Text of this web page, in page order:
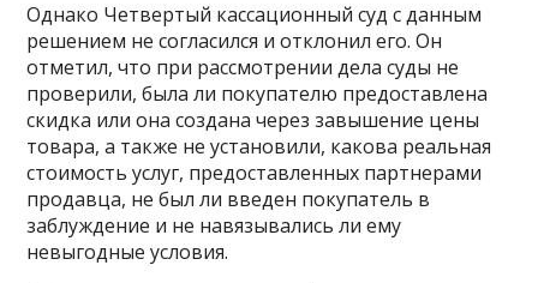
Однако Четвертый кассационный суд с данным
решением не согласился и отклонил его. Он
отметил, что при рассмотрении дела суды не
проверили, была ли покупателю предоставлена
скидка или она создана через завышение цены
товара, а также не установили, какова реальная
стоимость услуг, предоставленных партнерами
продавца, не был ли введен покупатель в
заблуждение и не навязывались ли ему
невыгодные условия.